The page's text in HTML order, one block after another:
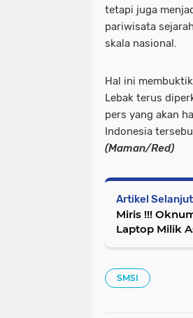
tetapi juga
pariwisata
skala nasional.
Hal ini
Lebak terus
pers yang akan
Indonesia
(Maman/Red)
Artikel
Miris !!!
Laptop Milik
SMSI